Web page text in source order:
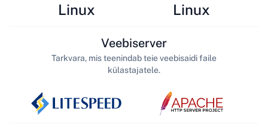
Linux Linux
Veebiserver
Tarkvara, mis teenindab teie veebisaidi faile
külastajatele.